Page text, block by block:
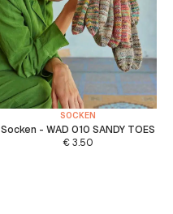
SOCKEN
Socken - WAD 010 SANDY TOES
€3.50